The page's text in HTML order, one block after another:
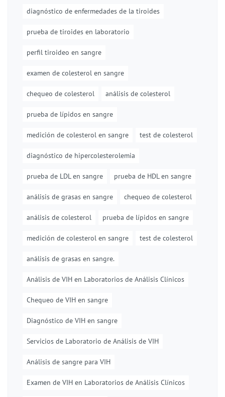
diagnóstico de enfermedades de la tiroides
prueba de tiroides en laboratorio
perfil tiroideo en sangre
examen de colesterol en sangre
chequeo de colesterol análisis de colesterol
prueba de lípidos en sangre
medición de colesterol en sangre test de colesterol
diagnóstico de hipercolesterolemia
prueba de LDL en sangre prueba de HDL en sangre
análisis de grasas en sangre chequeo de colesterol
análisis de colesterol prueba de lípidos en sangre
medición de colesterol en sangre test de colesterol
análisis de grasas en sangre.
Análisis de VIH en Laboratorios de Análisis Clínicos
Chequeo de VIH en sangre
Diagnóstico de VIH en sangre
Servicios de Laboratorio de Análisis de VIH
Análisis de sangre para VIH
Examen de VIH en Laboratorios de Análisis Clínicos